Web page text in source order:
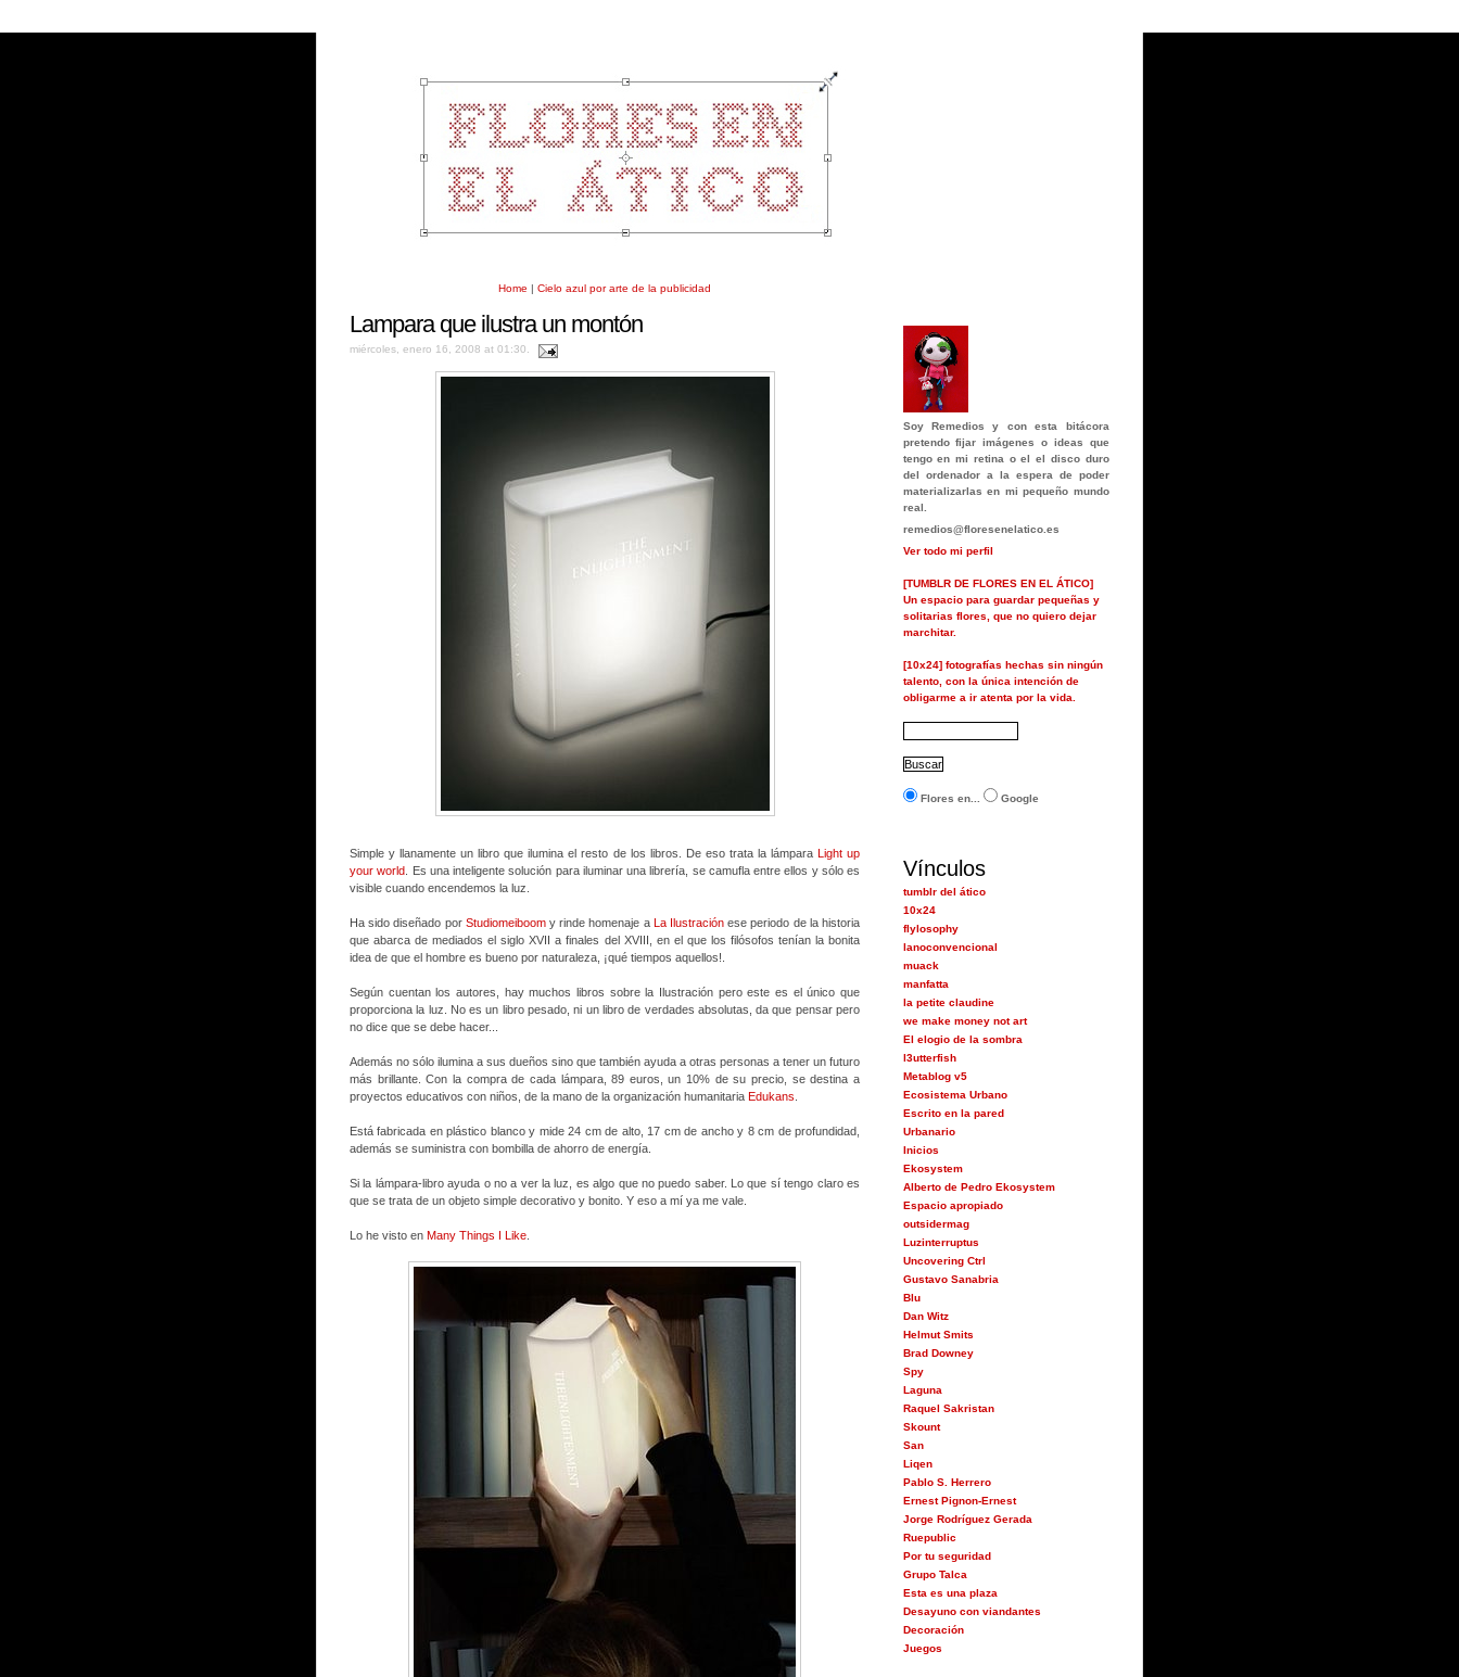
Home | Cielo azul por arte de la publicidad
Lampara que ilustra un montón
miércoles, enero 16, 2008 at 01:30.
Simple y llanamente un libro que ilumina el resto de los libros. De eso trata la lámpara Light up
your world . Es una inteligente solución para iluminar una librería, se camufla entre ellos y sólo es
visible cuando encendemos la luz.
Ha sido diseñado por Studiomeiboomy rinde homenaje a La Ilustración ese periodo de la historia
que abarca de mediados el siglo XVII a finales del XVIII, en el que los filósofos tenían la bonita
idea de que el hombre es bueno por naturaleza, ¡qué tiempos aquellos!.
Según cuentan los autores, hay muchos libros sobre la Ilustración pero este es el único que
proporciona la luz. No es un libro pesado, ni un libro de verdades absolutas, da que pensar pero
no dice que se debe hacer...
Además no sólo ilumina a sus dueños sino que también ayuda a otras personas a tener un futuro
más brillante. Con la compra de cada lámpara, 89 euros, un 10% de su precio, se destina a
proyectos educativos con niños, de la mano de la organización humanitaria Edukans
Está fabricada en plástico blancoy mide 24 cm de alto, 17 cm de ancho y 8 cm de profundidad,
además se suministra con bombilla de ahorro de energía.
Si la lámpara-libro ayuda o no a ver la luz, es algo que no puedo saber. Lo que sí tengo claro es
que se trata de un objeto simple decorativo y bonito. Y eso a mí ya me vale.
Lo he visto en Many Things I Like
Soy Remedios y con esta bitácora
pretendo fijar imágenes o ideas que
tengo en mi retina o el el disco duro
del ordenador a la espera de poder
materializarlas en mi pequeño mundo
real.
remedios@floresenelatico.es
Ver todo mi perfil
[TUMBLR DE FLORES EN EL ÁTICO]
Un espacio para guardar pequeñas y
solitarias flores, que no quiero dejar
marchitar.
[10x24] fotografías hechas sin ningún
talento, con la única intención de
obligarme a ir atenta por la vida.
Flores en... Google
Vínculos
tumblr del ático
10x24
flylosophy
lanoconvencional
muack
manfatta
la petite claudine
we make money not art
El elogio de la sombra
l3utterfish
Metablog v5
Ecosistema Urbano
Escrito en la pared
Urbanario
Inicios
Ekosystem
Alberto de Pedro Ekosystem
Espacio apropiado
outsidermag
Luzinterruptus
Uncovering Ctrl
Gustavo Sanabria
Blu
Dan Witz
Helmut Smits
Brad Downey
Spy
Laguna
Raquel Sakristan
Skount
San
Liqen
Pablo S. Herrero
Ernest Pignon-Ernest
Jorge Rodríguez Gerada
Ruepublic
Por tu seguridad
Grupo Talca
Esta es una plaza
Desayuno con viandantes
Decoración
Juegos